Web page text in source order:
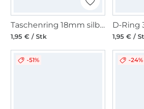
Taschenring 18mm silberfarbig
1,95 € / Stk
D-Ring
1,95 € /
-51% -24%